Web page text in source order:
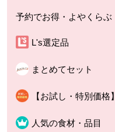
予約でお得・よやくらぶ
L's選定品
まとめてセット
【お試し・特別価格】
人気の食材・品目